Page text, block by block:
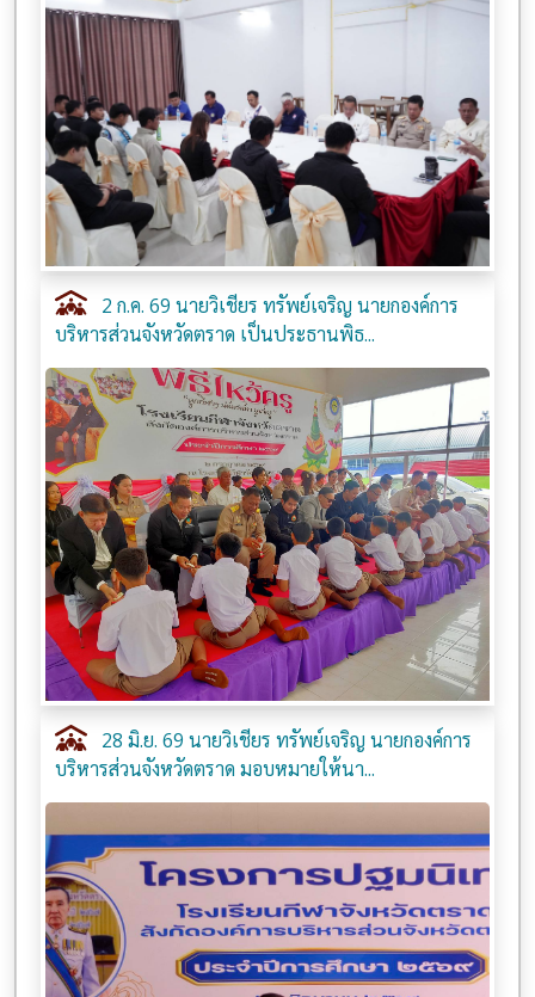
2 ก.ค. 69 นายวิเชียร ทรัพย์เจริญ นายกองค์การ
บริหารส่วนจังหวัดตราด เป็นประธานพิธ...
28 มิ.ย. 69 นายวิเชียร ทรัพย์เจริญ นายกองค์การ
บริหารส่วนจังหวัดตราด มอบหมายให้นา...